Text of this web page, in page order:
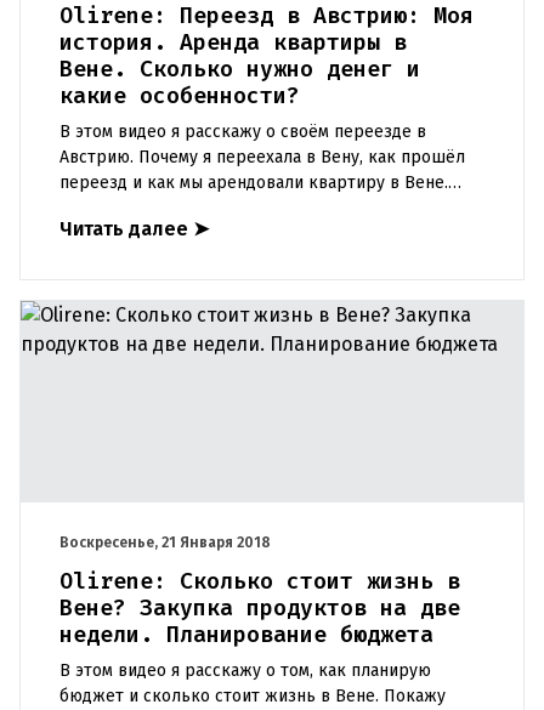
Olirene: Переезд в Австрию: Моя
история. Аренда квартиры в
Вене. Сколько нужно денег и
какие особенности?
В этом видео я расскажу о своём переезде в
Австрию. Почему я переехала в Вену, как прошёл
переезд и как мы арендовали квартиру в Вене.
искать квартиру и н
Читать далее ➤
Воскресенье, 21 Января 2018
Olirene: Сколько стоит жизнь в
Вене? Закупка продуктов на две
недели. Планирование бюджета
В этом видео я расскажу о том, как планирую
бюджет и сколько стоит жизнь в Вене. Покажу